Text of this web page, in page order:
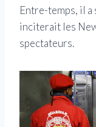
Entre-temps, il
inciterait les
spectateurs.